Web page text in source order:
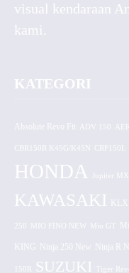
visual kendaraan
kami.
KATEGORI
Absolute Revo Fit ADV 150
CBR150R K45G/K45N CRF150L
HONDA Jupiter MX
KAWASAKI KLX
250 MIO FINO NEW Mio GT
KING Ninja 250 New Ninja R
150R SUZUKI Tiger Revo